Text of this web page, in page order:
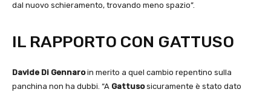
dal nuovo schieramento, trovando meno spazio”.
IL RAPPORTO CON GATTUSO
Davide Di Gennaroin merito a quel cambio repentino sulla
panchina non ha dubbi. “A Gattusosicuramente è stato dato